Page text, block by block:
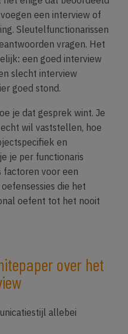
een interview of
Sleutelfunctionarissen
vragen. Het
een goed interview
slecht interview
goed stond.
je dat gesprek wint. Je
wil vaststellen, hoe
en
je per functionaris
factoren voor een
die het
oefent tot het nooit
over het
allebei